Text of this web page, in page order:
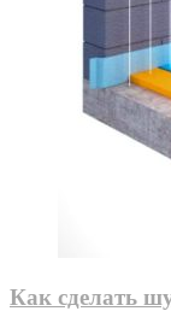
Как сделать